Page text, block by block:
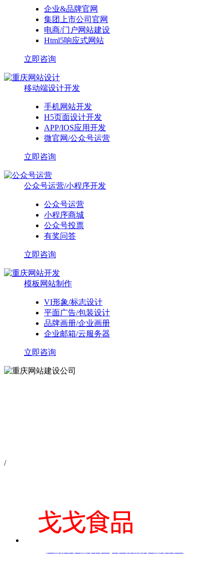
企业&品牌官网
集团上市公司官网
电商/门户网站建设
Html5响应式网站
立即咨询
移动端设计开发
手机网站开发
H5页面设计开发
APP/IOS应用开发
微官网/公众号运营
立即咨询
公众号运营/小程序开发
公众号运营
小程序商城
公众号投票
有奖问答
立即咨询
模板网站制作
VI形象/标志设计
平面广告/包装设计
品牌画册/企业画册
企业邮箱/云服务器
立即咨询
/